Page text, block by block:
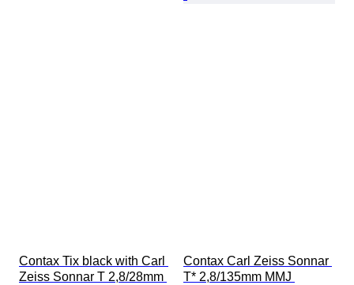
Contax Tix black with Carl
Zeiss Sonnar T 2,8/28mm
Contax Carl Zeiss Sonnar
T* 2,8/135mm MMJ